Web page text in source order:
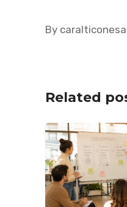
By caralticonesa
Related